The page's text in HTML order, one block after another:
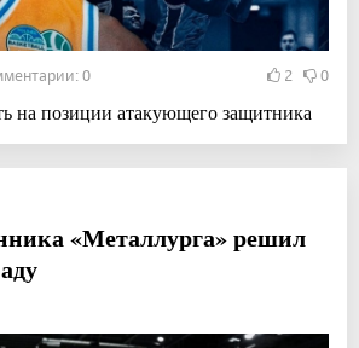
0 2 0
на позиции атакующего защитника
«Металлурга» решил